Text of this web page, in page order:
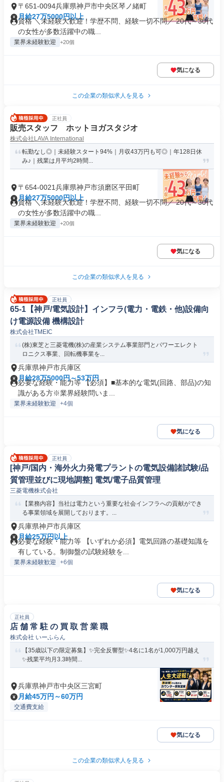
〒651-0094兵庫県神戸市中央区琴ノ緒町
月給27万5000円以上
資格 ＼未経験大歓迎！学歴不問、経験一切不問／ 20代～30代
の女性が多数活躍中の職...
業界未経験歓迎 +20個
気になる
この企業の類似求人を見る
正社員
販売スタッフ ホットヨガスタジオ
株式会社LAVA International
転勤なし◎｜未経験スタート94%｜月収43万円も可◎｜年128日休
み♪｜残業は月平均2時間...
〒654-0021兵庫県神戸市須磨区平田町
月給27万5000円以上
資格 ＼未経験大歓迎！学歴不問、経験一切不問／ 20代～30代
の女性が多数活躍中の職...
業界未経験歓迎 +20個
気になる
この企業の類似求人を見る
正社員
65-1【神戸/電気設計】インフラ(電力・電鉄・他)設備向
け電源設備 機構設計
株式会社TMEIC
(株)東芝と三菱電機(株)の産業システム事業部門とパワーエレクト
ロニクス事業、回転機事業を...
兵庫県神戸市兵庫区
月給28万5000円～53万円
必要な経験・能力等 【必須】■基本的な電気(回路、部品)の知
識がある方※業界経験問いま...
業界未経験歓迎 +4個
気になる
正社員
[神戸/国内・海外火力発電プラントの電気設備諸試験/品
質管理並びに現地調整] 電気/電子品質管理
三菱電機株式会社
【業務内容】当社は電力という重要な社会インフラへの貢献ができ
る事業領域を展開しております。...
兵庫県神戸市兵庫区
月給25万円以上
必要な経験・能力等 【いずれか必須】電気回路の基礎知識を
有している。制御盤の試験経験を...
業界未経験歓迎 +6個
気になる
正社員
店 舗 常 駐 の 買 取 営 業 職
株式会社 いーふらん
【35歳以下の限定募集】✨完全反響型✨4名に1名が1,000万円越え
✨残業平均月3.3時間...
兵庫県神戸市中央区三宮町
月給45万円～60万円
交通費支給
気になる
この企業の類似求人を見る